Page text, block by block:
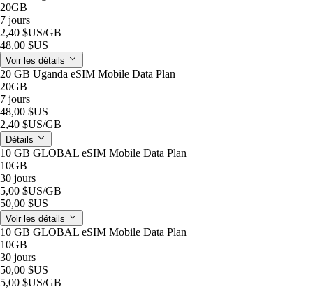
20GB
7 jours
2,40 $US/GB
48,00 $US
Voir les détails
20 GB Uganda eSIM Mobile Data Plan
20GB
7 jours
48,00 $US
2,40 $US/GB
Détails
10 GB GLOBAL eSIM Mobile Data Plan
10GB
30 jours
5,00 $US/GB
50,00 $US
Voir les détails
10 GB GLOBAL eSIM Mobile Data Plan
10GB
30 jours
50,00 $US
5,00 $US/GB